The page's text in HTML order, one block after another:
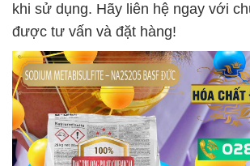
khi sử dụng. Hãy liên hệ ngay với
được tư vấn và đặt hàng!